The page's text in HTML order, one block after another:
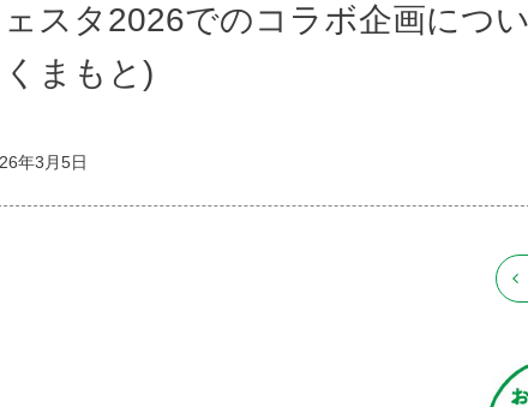
ェスタ2026でのコラボ企画につ
くまもと)
年3月5日